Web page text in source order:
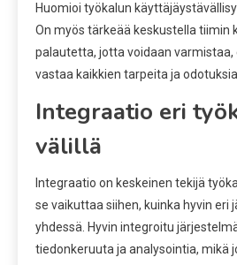
Huomioi työkalun
On myös tärkeää keskustella tiimin
palautetta, jotta voidaan
vastaa kaikkien tarpeita ja
Integraatio eri
välillä
Integraatio on keskeinen tekijä
se vaikuttaa siihen, kuinka hyvin
yhdessä. Hyvin integroitu
tiedonkeruuta ja analysointia, mikä